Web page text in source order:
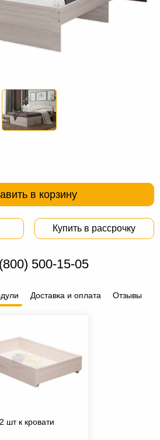
в корзину
Купить в рассрочку
500-15-05
Доставка и оплата Отзывы
шт к кровати